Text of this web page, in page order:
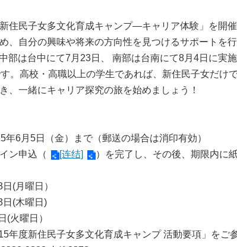
住民子女多文化育成キャンプ―キャリア体験」を開
、自分の興味や将来の方向性を見つけるサポートを
部は台中にて7月23日、 南部は台南にて8月4日に実
。高校・高職以上の学生であれば、新住民子女だ
、一緒にキャリア探究の旅を始めましょう！
年6月5日（金）まで（郵送の場合は消印有効）
ン申込（
[连结]
）を完了し、その後、期限内に
(月曜日）
日(木曜日)
(火曜日）
年度新住民子女多文化育成キャンプ 活動要項」をご